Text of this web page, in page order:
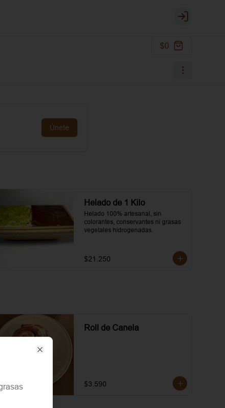
Login
$0
Únete
Helado de 1 Kilo
Helado 100% artesanal, sin
colorantes, conservantes ni grasas
vegetales hidrogenadas.
$21.250
Roll de Canela
$3.590